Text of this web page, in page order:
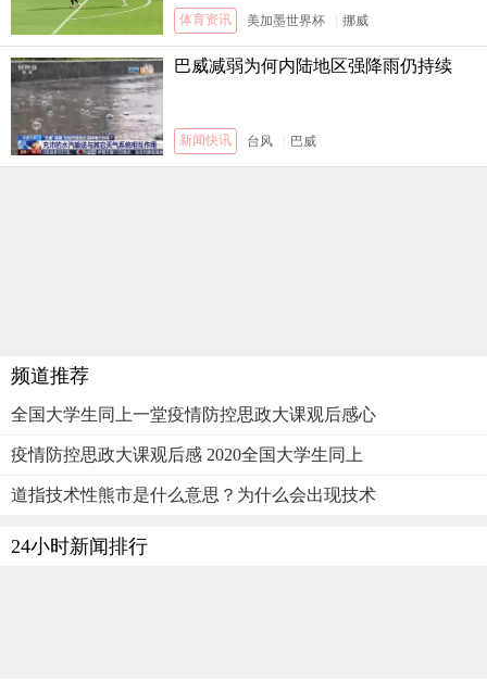
体育资讯 美加墨世界杯 挪威
巴威减弱为何内陆地区强降雨仍持续
新闻快讯 台风 巴威
频道推荐
全国大学生同上一堂疫情防控思政大课观后感心
疫情防控思政大课观后感 2020全国大学生同上
道指技术性熊市是什么意思？为什么会出现技术
24小时新闻排行